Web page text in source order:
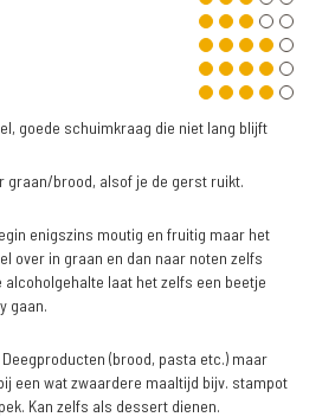
goede schuimkraag die niet lang blijft
graan/brood, alsof je de gerst ruikt.
enigszins moutig en fruitig maar het
over in graan en dan naar noten zelfs
alcoholgehalte laat het zelfs een beetje
gaan.
Deegproducten (brood, pasta etc.) maar
een wat zwaardere maaltijd bijv. stampot
Kan zelfs als dessert dienen.